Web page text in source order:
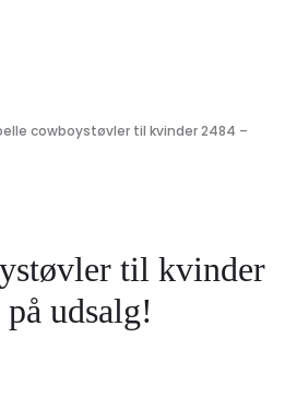
cowboystøvler til kvinder 2484 –
til kvinder
udsalg!